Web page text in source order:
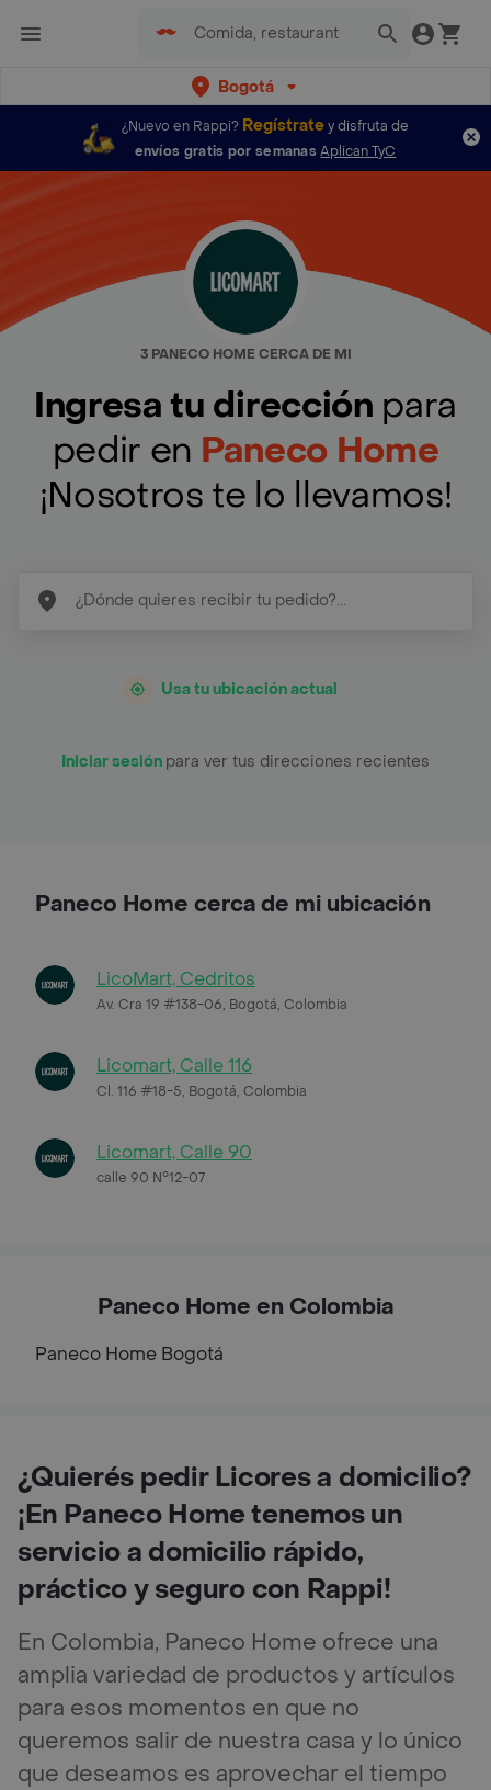
Bogotá
¿Nuevo en Rappi? Regístratey disfruta de
envíos gratis por semanas Aplican TyC
3 PANECO HOME CERCA DE MI
Ingresa tu dirección para
pedir en Paneco Home
¡Nosotros te lo llevamos!
Usa tu ubicación actual
Iniciar sesión para ver tus direcciones recientes
Paneco Home cerca de mi ubicación
LicoMart, Cedritos
Av. Cra 19 #138-06, Bogotá, Colombia
Licomart, Calle 116
Cl. 116 #18-5, Bogotá, Colombia
Licomart, Calle 90
calle 90 N°12-07
Paneco Home en Colombia
Paneco Home Bogotá
¿Quierés pedir Licores a domicilio?
¡En Paneco Home tenemos un
servicio a domicilio rápido,
práctico y seguro con Rappi!
En Colombia, Paneco Home ofrece una
amplia variedad de productos y artículos
para esos momentos en que no
queremos salir de nuestra casa y lo único
que deseamos es aprovechar el tiempo